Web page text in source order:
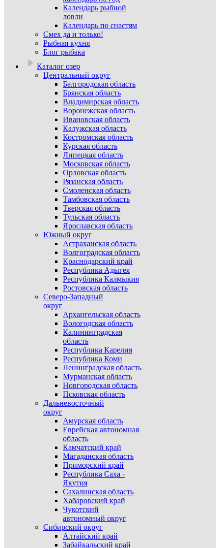
Календарь рыбной
ловли
Календарь по снастям
Смех да и только!
Рыбная кухня
Блог рыбака
Каталог озер
Центральный округ
Белгородская область
Брянская область
Владимирская область
Воронежская область
Ивановская область
Калужская область
Костромская область
Курская область
Липецкая область
Московская область
Орловская область
Рязанская область
Смоленская область
Тамбовская область
Тверская область
Тульская область
Ярославская область
Южный округ
Астраханская область
Волгоградская область
Краснодарский край
Республика Адыгея
Республика Калмыкия
Ростовская область
Северо-Западный
округ
Архангельская область
Вологодская область
Калининградская
область
Республика Карелия
Республика Коми
Ленинградская область
Мурманская область
Новгородская область
Псковская область
Дальневосточный
округ
Амурская область
Еврейская автономная
область
Камчатский край
Магаданская область
Приморский край
Республика Саха -
Якутия
Сахалинская область
Хабаровский край
Чукотский
автономный округ
Сибирский округ
Алтайский край
Забайкальский край